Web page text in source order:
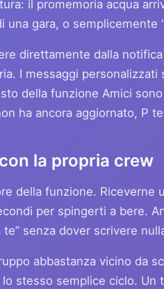
il promemoria acqua
gara, o semplicemente
direttamente dalla
I messaggi
della funzione Amici
ha ancora aggiornato, P
la propria crew
della funzione.
per spingerti a bere.
senza dover scrivere
abbastanza vicino da
stesso semplice ciclo. Un